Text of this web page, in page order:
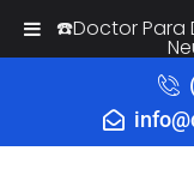
☎️Doctor Para